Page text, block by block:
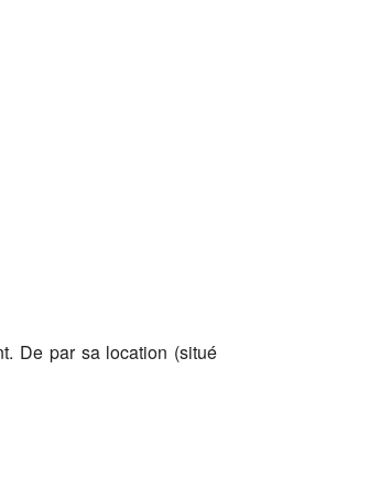
De par sa location (situé